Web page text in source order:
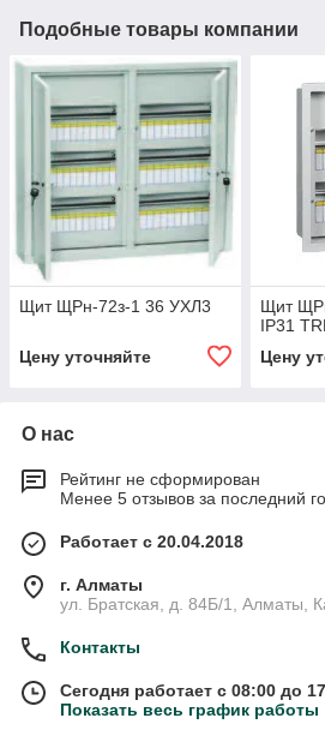
Подобные товары компании
Щит ЩРн-72з-1 36 УХЛ3
Цену уточняйте
Щит
IP31
Цену
О нас
Рейтинг не сформирован
Менее 5 отзывов за последний
Работает с 20.04.2018
г. Алматы
ул. Братская, д. 84Б/1, Алматы,
Контакты
Сегодня работает с 08:00 до
Показать весь график работы